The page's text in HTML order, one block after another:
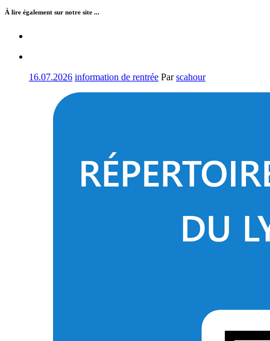
À lire également sur notre site ...
16.07.2026 information de rentrée Parscahour